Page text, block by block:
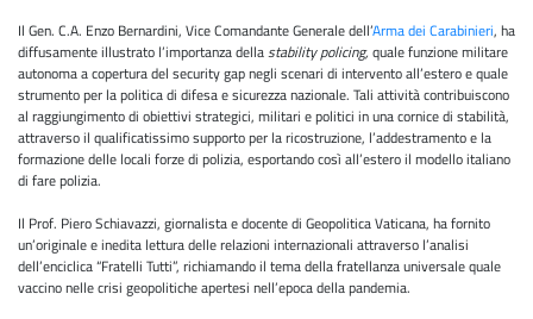
Il Gen. C.A. Enzo Bernardini, Vice Comandante Generale dell’Arma dei Carabinieri, ha
diffusamente illustrato l’importanza dellastability policing, quale funzione militare
autonoma a copertura del security gap negli scenari di intervento all’estero e quale
strumento per la politica di difesa e sicurezza nazionale. Tali attività contribuiscono
al raggiungimento di obiettivi strategici, militari e politici in una cornice di stabilità,
attraverso il qualificatissimo supporto per la ricostruzione, l’addestramento e la
formazione delle locali forze di polizia, esportando così all’estero il modello italiano
di fare polizia.
Il Prof. Piero Schiavazzi, giornalista e docente di Geopolitica Vaticana, ha fornito
un’originale e inedita lettura delle relazioni internazionali attraverso l’analisi
dell’enciclica “Fratelli Tutti”, richiamando il tema della fratellanza universale quale
vaccino nelle crisi geopolitiche apertesi nell’epoca della pandemia.